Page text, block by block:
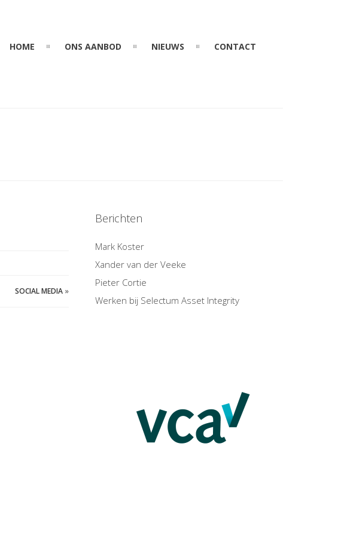
HOME ONS AANBOD NIEUWS CONTACT
SOCIAL MEDIA»
Berichten
Mark Koster
Xander van der Veeke
Pieter Cortie
Werken bij Selectum Asset Integrity